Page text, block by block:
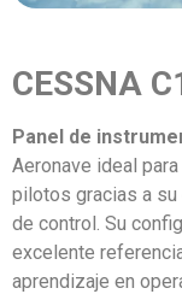
CESSNA
Panel de
Aeronave ideal
pilotos gracias a
de control. Su
excelente
aprendizaje en